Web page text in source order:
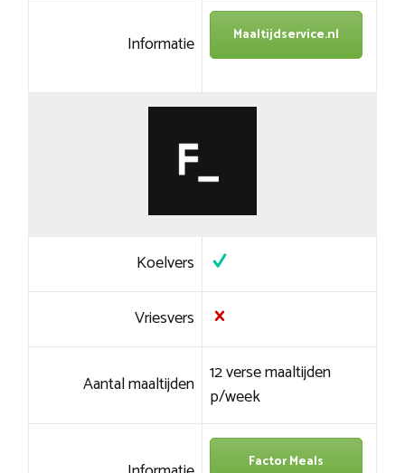
Informatie Maaltijdservice.nl
Koelvers
Vriesvers
Aantal maaltijden 12 verse maaltijden
p/week
Factor Meals